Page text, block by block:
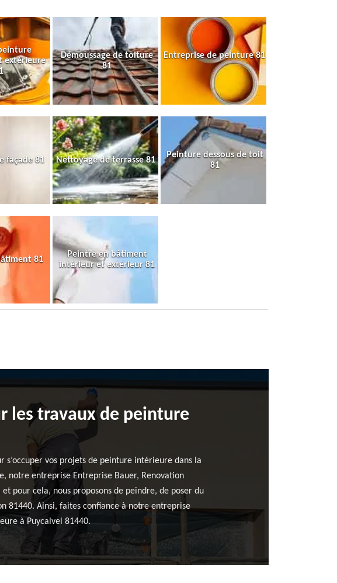
extérieure
Démoussage de toiture
81
Entreprise de peinture 81
façade 81 Nettoyage de terrasse 81
Peinture dessous de toit
81
81
Peintre en bâtiment
intérieur et extérieur 81
les travaux de peinture
vos projets de peinture intérieure dans la
notre entreprise Entreprise Bauer, Renovation
pour cela, nous proposons de peindre, de poser du
81440. Ainsi, faites confiance à notre entreprise
à Puycalvel 81440.